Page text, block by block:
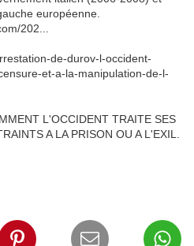
européenne.
202...
de-durov-l-occident-
et-a-la-manipulation-de-l-
L'OCCIDENT TRAITE SES
A LA PRISON OU A L'EXIL.